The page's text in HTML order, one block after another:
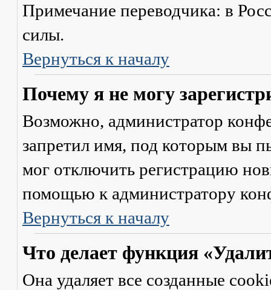
Примечание переводчика: в
силы.
Вернуться к началу
Почему я не могу
Возможно, администратор
запретил имя, под которым вы
мог отключить регистрацию
помощью к администратору
Вернуться к началу
Что делает функция
Она удаляет все созданные